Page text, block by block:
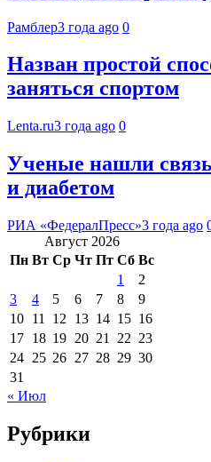
Рамблер3 года ago 0
Назван простой
заняться спортом
Lenta.ru3 года ago 0
Ученые нашли
и диабетом
РИА «ФедералПресс»3 года ago
Август 2026
Пн Вт Ср Чт Пт Сб Вс
1
2
3
4 5 6 7 8
9
10 11 12 13 14 15 16
17 18 19 20 21 22 23
24 25 26 27 28 29 30
31
« Июл
Рубрики